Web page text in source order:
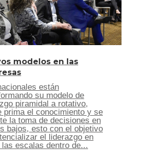
modelos en las
están
su modelo de
piramidal a rotativo,
prima el conocimiento y se
la toma de decisiones en
bajos, esto con el objetivo
el liderazgo en
las escalas dentro de...